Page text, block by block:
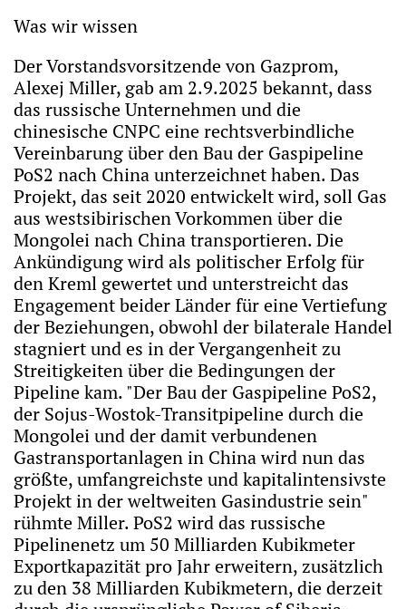
Was wir wissen
Der Vorstandsvorsitzende von Gazprom,
Alexej Miller, gab am 2.9.2025 bekannt, dass
das russische Unternehmen und die
chinesische CNPC eine rechtsverbindliche
Vereinbarung über den Bau der Gaspipeline
PoS2 nach China unterzeichnet haben. Das
Projekt, das seit 2020 entwickelt wird, soll Gas
aus westsibirischen Vorkommen über die
Mongolei nach China transportieren. Die
Ankündigung wird als politischer Erfolg für
den Kreml gewertet und unterstreicht das
Engagement beider Länder für eine Vertiefung
der Beziehungen, obwohl der bilaterale Handel
stagniert und es in der Vergangenheit zu
Streitigkeiten über die Bedingungen der
Pipeline kam. "Der Bau der Gaspipeline PoS2,
der Sojus-Wostok-Transitpipeline durch die
Mongolei und der damit verbundenen
Gastransportanlagen in China wird nun das
größte, umfangreichste und kapitalintensivste
Projekt in der weltweiten Gasindustrie sein"
rühmte Miller. PoS2 wird das russische
Pipelinenetz um 50 Milliarden Kubikmeter
Exportkapazität pro Jahr erweitern, zusätzlich
zu den 38 Milliarden Kubikmetern, die derzeit